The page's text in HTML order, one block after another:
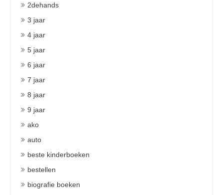
2dehands
3 jaar
4 jaar
5 jaar
6 jaar
7 jaar
8 jaar
9 jaar
ako
auto
beste kinderboeken
bestellen
biografie boeken